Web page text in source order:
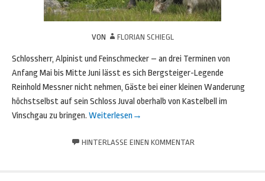
VON FLORIAN SCHIEGL
Schlossherr, Alpinist und Feinschmecker – an drei Terminen von
Anfang Mai bis Mitte Juni lässt es sich Bergsteiger-Legende
Reinhold Messner nicht nehmen, Gäste bei einer kleinen Wanderung
höchstselbst auf sein Schloss Juval oberhalb von Kastelbell im
Vinschgau zu bringen. Weiterlesen →
HINTERLASSE EINEN KOMMENTAR